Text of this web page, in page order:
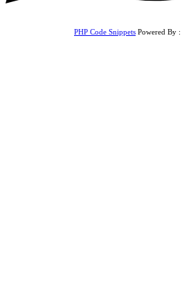
PHP Code Snippets Powered By :